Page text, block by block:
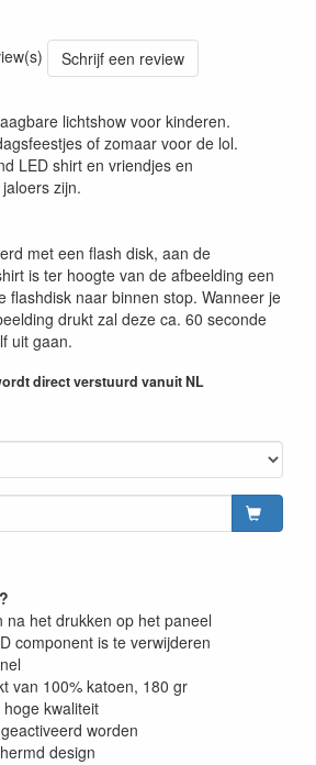
Schrijf een review
lichtshow voor kinderen.
of zomaar voor de lol.
LED shirt en vriendjes en
zijn.
met een flash disk, aan de
is ter hoogte van de afbeelding een
flashdisk naar binnen stop. Wanneer je
drukt zal deze ca. 60 seconde
uit gaan.
direct verstuurd vanuit NL
na het drukken op het paneel
component is te verwijderen
van 100% katoen, 180 gr
hoge kwaliteit
worden
design